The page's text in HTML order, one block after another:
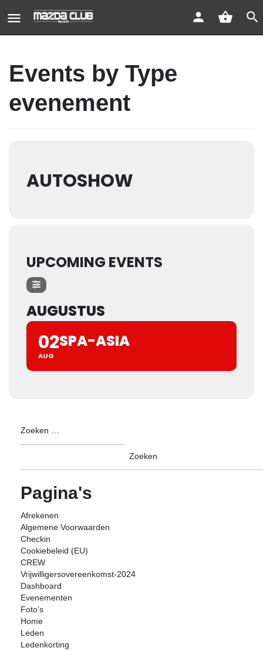
Events by Type
evenement
AUTOSHOW
UPCOMING EVENTS
AUGUSTUS
02
AUG
SPA-ASIA
Pagina's
Afrekenen
Algemene Voorwaarden
Checkin
Cookiebeleid (EU)
CREW
Vrijwilligersovereenkomst-2024
Dashboard
Evenementen
Foto’s
Home
Leden
Ledenkorting